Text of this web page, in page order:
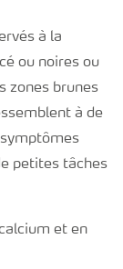
à la
ou noires ou
zones brunes
à de
petites tâches
et en